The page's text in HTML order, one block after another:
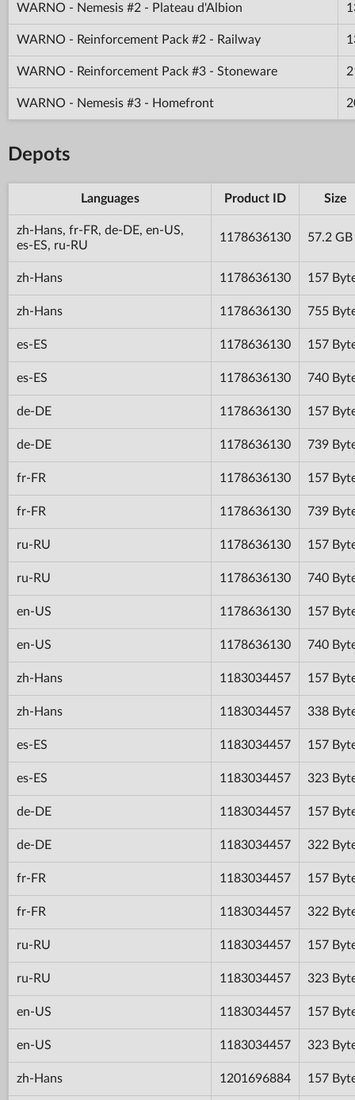
WARNO - Nemesis #2 - Plateau d'Albion
WARNO - Reinforcement Pack #2 - Railway
WARNO - Reinforcement Pack #3 - Stoneware
WARNO - Nemesis #3 - Homefront
Depots
Languages Product ID Size
zh-Hans, fr-FR, de-DE, en-US,
es-ES, ru-RU
1178636130 57.2 GB
zh-Hans 1178636130 157
zh-Hans 1178636130 755
es-ES 1178636130 157
es-ES 1178636130 740
de-DE 1178636130 157
de-DE 1178636130 739
fr-FR 1178636130 157
fr-FR 1178636130 739
ru-RU 1178636130 157
ru-RU 1178636130 740
en-US 1178636130 157
en-US 1178636130 740
zh-Hans 1183034457 157
zh-Hans 1183034457 338
es-ES 1183034457 157
es-ES 1183034457 323
de-DE 1183034457 157
de-DE 1183034457 322
fr-FR 1183034457 157
fr-FR 1183034457 322
ru-RU 1183034457 157
ru-RU 1183034457 323
en-US 1183034457 157
en-US 1183034457 323
zh-Hans 1201696884 157